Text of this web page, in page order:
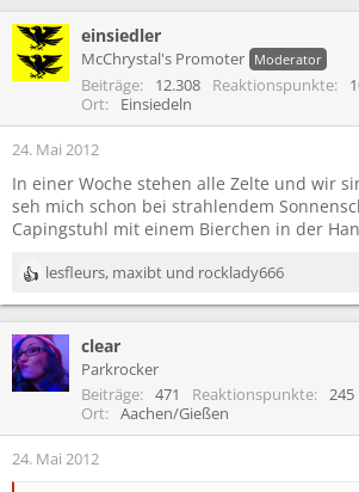
einsiedler
McChrystal's Promoter Moderator
Beiträge 12.308 Reaktionspunkte
Ort
Einsiedeln
24. Mai 2012
In einer Woche stehen alle Zelte und wir
seh mich schon bei strahlendem
Capingstuhl mit einem Bierchen in der
R
e
k
t
i
n
e
lesfleurs, maxibt und rocklady666
clear
Parkrocker
Beiträge
471 Reaktionspunkte 245
Ort
Aachen/Gießen
24. Mai 2012